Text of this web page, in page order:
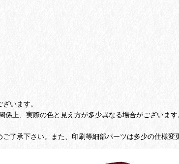
います。
上、実際の色と見え方が多少異なる場合がございます
了承下さい。また、印刷等細部パーツは多少の仕様変